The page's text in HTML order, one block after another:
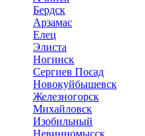
Бердск
Арзамас
Елец
Элиста
Ногинск
Сергиев Посад
Новокуйбышевск
Железногорск
Михайловск
Изобильный
Невинномысск